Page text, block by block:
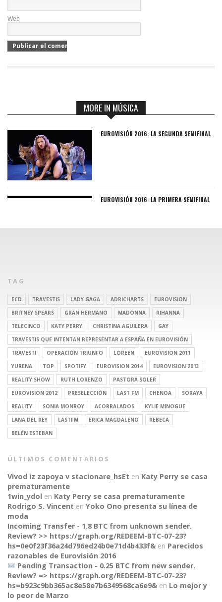
CONNECT
Web
MORE IN MÚSICA
EUROVISIÓN 2016: LA SEGUNDA SEMIFINAL
EUROVISIÓN 2016: LA PRIMERA SEMIFINAL
TAG
ECD TRAVESTIS LADY GAGA ADRICHARTS
EUROVISION
BRITNEY SPEARS
GRAN HERMANO MADONNA
RIHANNA
TELECINCO
KATY PERRY CHRISTINA AGUILERA
GAY
TRAVESTIS QUE INTENTAN REPRESENTAR A ESPAÑA EN EUROVISIÓN
TRAVESTI
OPERACIÓN TRIUNFO LOREEN
EUROVISION 2011
YURENA
TOP SPOTIFY EUROVISION 2014
EUROVISION 2013
REALITY SHOW
RUTH LORENZO
PASTORA SOLER
EUROVISION 2012
PRESELECCIÓN LAST FM CHENOA
SORAYA
REALITY
SONIA MONROY ACORRALADOS
KYLIE MINOGUE
LANA DEL REY
LASTFM ERICA MAGDALENO
REBECA
BELÉN ESTEBAN
ÚLTIMOS COMENTARIOS
Vivod iz zapoya v stacionare_hsEt en Katy Perry se casa
prematuramente
1win_ydol en Katy Perry se casa prematuramente
Rodrigo S. Vincent en Yoko Ono presenta su línea de
moda
Incoming Transfer - 1.8 BTC from unknown sender.
Review? >> https://graph.org/REDEEM-BTC-07-23?
hs=0e0f23f36a24d796ed24b0e71d4b433f& en Parecidos
razonables de Eurovisión 2016
Pending Transaction - 0.25 BTC from new sender.
Review? => https://graph.org/REDEEM-BTC-07-23?
hs=b923c9bb365ac8e58e7b6349568ca6e9& en Lo mejor y
lo peor de Marzo